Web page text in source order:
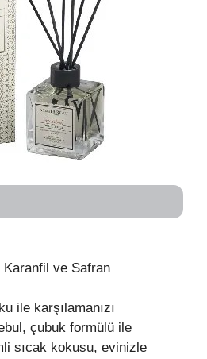
Karanfil ve Safran
ile karşılamanızı
çubuk formülü ile
sıcak kokusu, evinizle